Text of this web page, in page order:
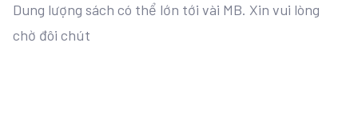
Dung lượng sách có thể lớn tới vài MB. Xin vui lòng
chờ đôi chút